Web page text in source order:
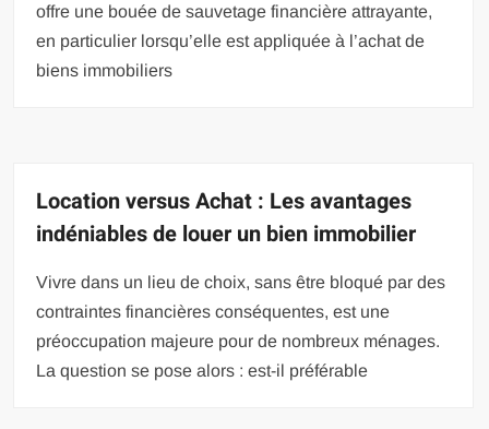
offre une bouée de sauvetage financière attrayante,
en particulier lorsqu’elle est appliquée à l’achat de
biens immobiliers
Location versus Achat : Les avantages
indéniables de louer un bien immobilier
Vivre dans un lieu de choix, sans être bloqué par des
contraintes financières conséquentes, est une
préoccupation majeure pour de nombreux ménages.
La question se pose alors : est-il préférable